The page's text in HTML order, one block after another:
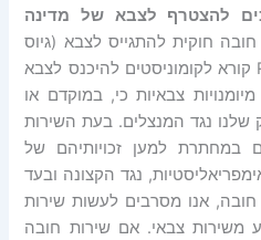
להצטרף לצבא של מדינה
חוקית להתגייס לצבא (גיוס
חובה) אז, באופן כללי, ה-RCIT קורא לקומוניסטים להיכנס לצבא
צבאיות כי, במוקדם או
נגד המנצלים. בעת השירות
במחתרת למען זכויותיהם של
נגד הקצונה ובעד
חובה, אנו מסרבים לעשות שירות
משירות צבאי. אם שירות חובה